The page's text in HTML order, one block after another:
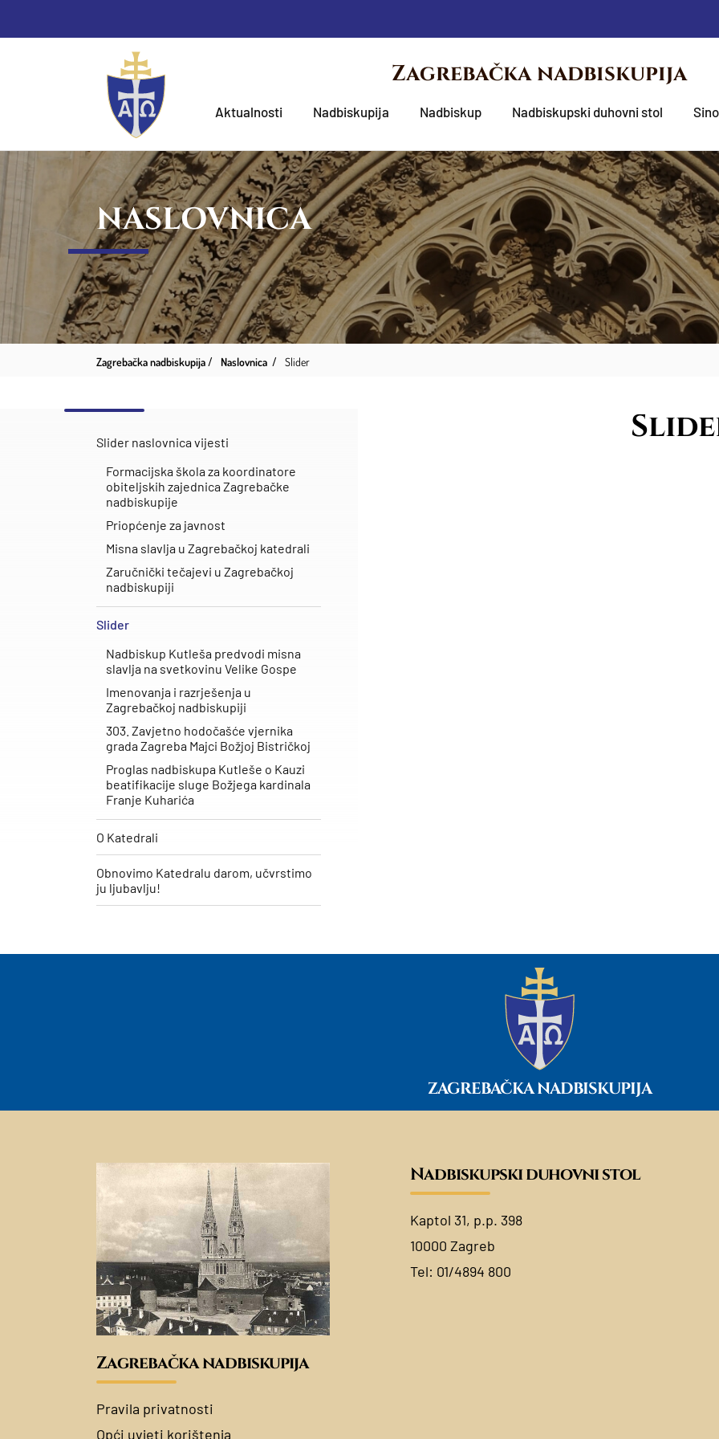
Zagrebačka nadbiskupija
Aktualnosti Nadbiskupija Nadbiskup Nadbiskupski duhovni stol
NASLOVNICA
Zagrebačka nadbiskupija Naslovnica Slider
Slider naslovnica vijesti
Formacijska škola za koordinatore
obiteljskih zajednica Zagrebačke
nadbiskupije
Priopćenje za javnost
Misna slavlja u Zagrebačkoj katedrali
Zaručnički tečajevi u Zagrebačkoj
nadbiskupiji
Slider
Nadbiskup Kutleša predvodi misna
slavlja na svetkovinu Velike Gospe
Imenovanja i razrješenja u
Zagrebačkoj nadbiskupiji
303. Zavjetno hodočašće vjernika
grada Zagreba Majci Božjoj Bistričkoj
Proglas nadbiskupa Kutleše o Kauzi
beatifikacije sluge Božjega kardinala
Franje Kuharića
O Katedrali
Obnovimo Katedralu darom, učvrstimo
ju ljubavlju!
ZAGREBAČKA NADBISKUPIJA
Zagrebačka nadbiskupija
Pravila privatnosti
Opći uvjeti korištenja
Nadbiskupski duhovni stol
Kaptol 31, p.p. 398
10000 Zagreb
Tel: 01/4894 800